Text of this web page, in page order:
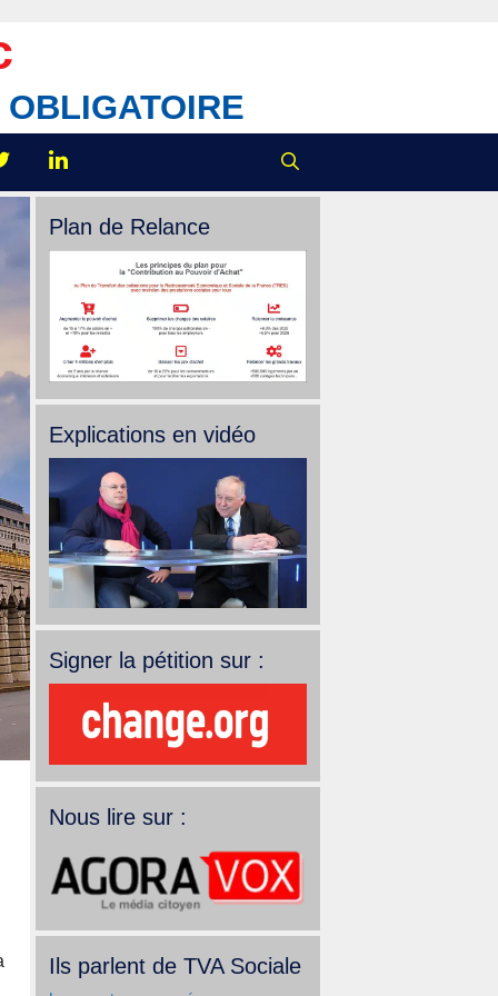
Plan de Relance
Explications en vidéo
Signer la pétition sur :
Nous lire sur :
Ils parlent de TVA Sociale